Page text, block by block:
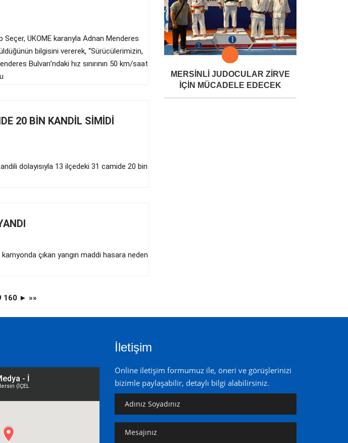
UKOME kararıyla Adnan Menderes
bilgisini vererek, “Sürücülerimizin,
Bulvarı’ndaki hız sınırının 50 km/saat
20 BİN KANDİL SİMİDİ
dolayısıyla 13 ilçedeki 31 camide 20 bin
çıkan yangın maddi hasara neden
160 ► »»
MERSİNLİ JUDOCULAR ZİRVE
İÇİN MÜCADELE EDECEK
İletişim
Online iletişim formumuz ile, öneri ve görüşlerinizi
bizimle paylaşabilir, detaylı bilgi alabilirsiniz.